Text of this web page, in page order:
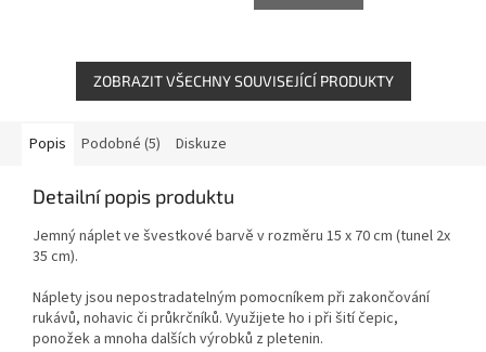
ZOBRAZIT VŠECHNY SOUVISEJÍCÍ PRODUKTY
Popis Podobné (5) Diskuze
Detailní popis produktu
Jemný náplet ve švestkové barvě v rozměru 15 x 70 cm (tunel 2x
35 cm).
Náplety jsou nepostradatelným pomocníkem při zakončování
rukávů, nohavic či průkrčníků. Využijete ho i při šití čepic,
ponožek a mnoha dalších výrobků z pletenin.